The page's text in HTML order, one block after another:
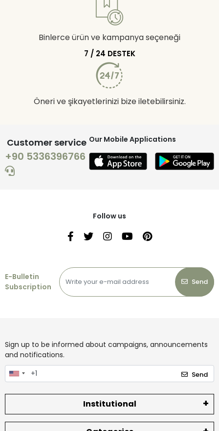
Binlerce ürün ve kampanya seçeneği
7 / 24 DESTEK
Öneri ve şikayetlerinizi bize iletebilirsiniz.
Customer service
+90 5336396766
Our Mobile Applications
Follow us
E-Bulletin
Subscription
Send
Sign up to be informed about campaigns, announcements
and notifications.
Send
Institutional